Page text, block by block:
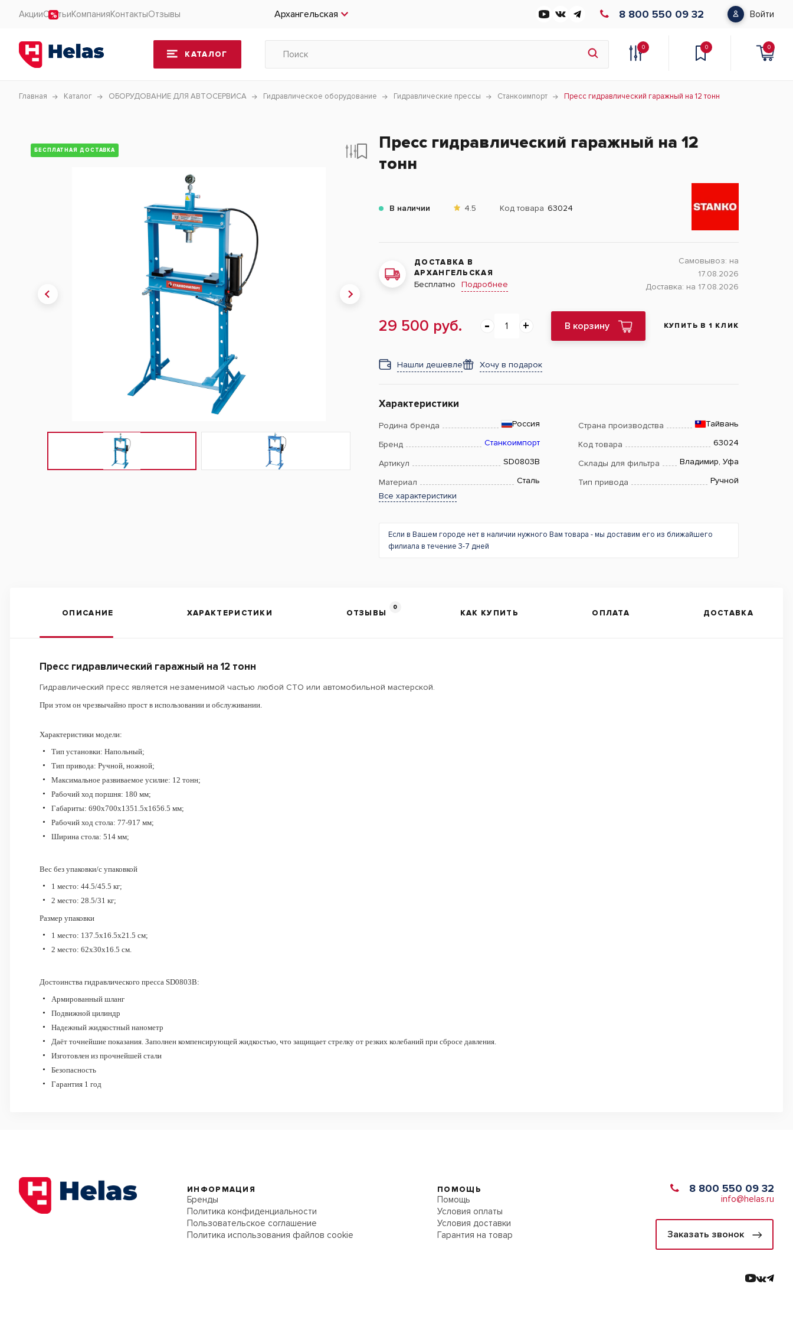
АкцииСтатьиКомпанияКонтактыОтзывы Архангельская 8 800 550 09 32 Войти
КАТАЛОГ
0 0 0
Главная Каталог ОБОРУДОВАНИЕ ДЛЯ АВТОСЕРВИСА Гидравлическое оборудование Гидравлические прессы Станкоимпорт Пресс гидравлический гаражный на 12 тонн
БЕСПЛАТНАЯ ДОСТАВКА
Пресс гидравлический гаражный на 12
тонн
В наличии 4.5 Код товара 63024
ДОСТАВКА В
АРХАНГЕЛЬСКАЯ
Бесплатно Подробнее
Самовывоз: на
17.08.2026
Доставка: на 17.08.2026
29 500 руб. В корзину КУПИТЬ В 1 КЛИК
Нашли дешевле Хочу в подарок
Характеристики
Родина бренда Россия Страна производства Тайвань
Бренд Станкоимпорт Код товара 63024
Артикул SD0803B Склады для фильтра Владимир, Уфа
Материал Сталь Тип привода
Ручной
Все характеристики
Если в Вашем городе нет в наличии нужного Вам товара - мы доставим его из ближайшего
филиала в течение 3-7 дней
ОПИСАНИЕ ХАРАКТЕРИСТИКИ ОТЗЫВЫ
0
КАК КУПИТЬ ОПЛАТА ДОСТАВКА
Пресс гидравлический гаражный на 12 тонн
Гидравлический пресс является незаменимой частью любой СТО или автомобильной мастерской.
При этом он чрезвычайно прост в использовании и обслуживании.
Характеристики модели:
Тип установки: Напольный;
Тип привода: Ручной, ножной;
Максимальное развиваемое усилие: 12 тонн;
Рабочий ход поршня: 180 мм;
Габариты: 690х700х1351.5х1656.5 мм;
Рабочий ход стола: 77-917 мм;
Ширина стола: 514 мм;
Вес без упаковки/с упаковкой
1 место: 44.5/45.5 кг;
2 место: 28.5/31 кг;
Размер упаковки
1 место: 137.5х16.5х21.5 см;
2 место: 62х30х16.5 см.
Достоинства гидравлического пресса SD0803B:
Армированный шланг
Подвижной цилиндр
Надежный жидкостный нанометр
Даёт точнейшие показания. Заполнен компенсирующей жидкостью, что защищает стрелку от резких колебаний при сбросе давления.
Изготовлен из прочнейшей стали
Безопасность
Гарантия 1 год
ИНФОРМАЦИЯ
Бренды
Политика конфиденциальности
Пользовательское соглашение
Политика использования файлов cookie
ПОМОЩЬ
Помощь
Условия оплаты
Условия доставки
Гарантия на товар
8 800 550 09 32
info@helas.ru
Заказать звонок